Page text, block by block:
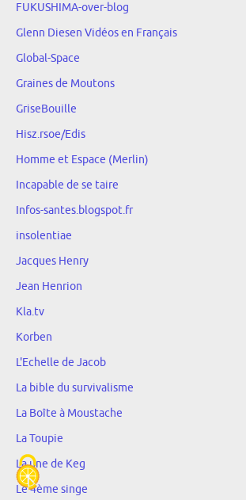
FUKUSHIMA-over-blog
Glenn Diesen Vidéos en Français
Global-Space
Graines de Moutons
GriseBouille
Hisz.rsoe/Edis
Homme et Espace (Merlin)
Incapable de se taire
Infos-santes.blogspot.fr
insolentiae
Jacques Henry
Jean Henrion
Kla.tv
Korben
L'Echelle de Jacob
La bible du survivalisme
La Boîte à Moustache
La Toupie
La une de Keg
Le 4ème singe